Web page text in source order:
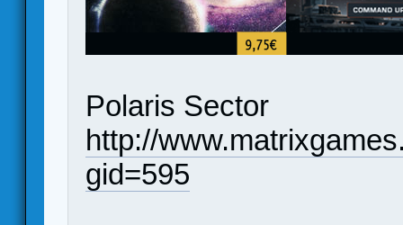
Polaris Sector
http://
gid=595